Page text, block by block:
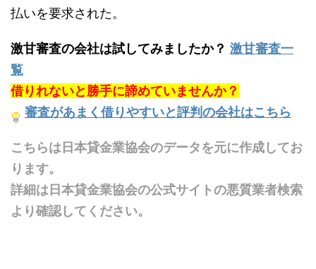
払いを要求された。
激甘審査の会社は試してみましたか？ 激甘審査一
覧
借りれないと勝手に諦めていませんか？
審査があまく借りやすいと評判の会社はこちら
こちらは日本貸金業協会のデータを元に作成してお
ります。
詳細は日本貸金業協会の公式サイトの悪質業者検索
より確認してください。